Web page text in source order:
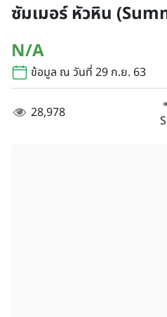
ซัมเมอร์ หัวหิน
N/A
ข้อมูล ณ วันที่ 29 ก.ย. 63
28,978